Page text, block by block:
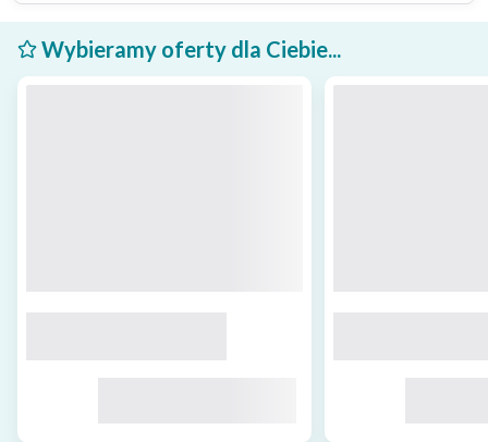
Wybieramy oferty dla Ciebie...